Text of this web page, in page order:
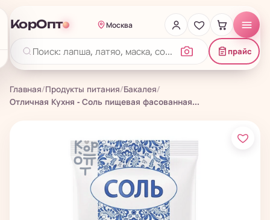
КорОпт Москва
прайс
Главная/Продукты питания/Бакалея/
Отличная Кухня - Соль пищевая фасованная...